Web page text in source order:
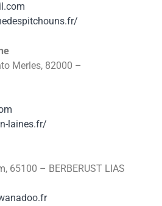
Merles, 82000 –
laines.fr/
65100 – BERBERUST LIAS